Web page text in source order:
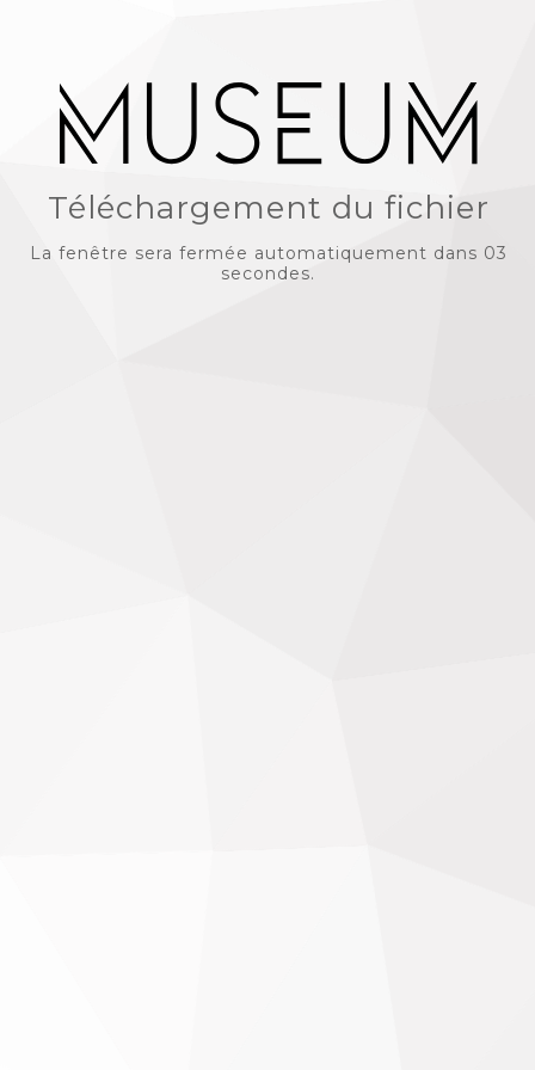
Téléchargement du fichier
La fenêtre sera fermée automatiquement dans 03
secondes.